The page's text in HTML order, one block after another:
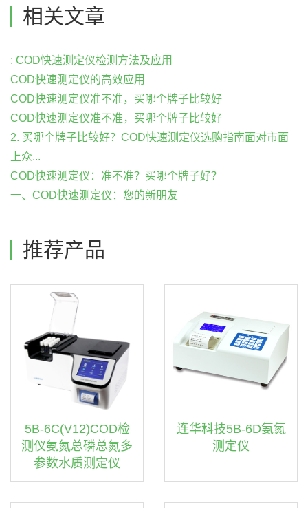
相关文章
: COD快速测定仪检测方法及应用
COD快速测定仪的高效应用
COD快速测定仪准不准，买哪个牌子比较好
COD快速测定仪准不准，买哪个牌子比较好
2. 买哪个牌子比较好？COD快速测定仪选购指南面对市面
上众...
COD快速测定仪：准不准？买哪个牌子好？
一、COD快速测定仪：您的新朋友
推荐产品
5B-6C(V12)COD检
测仪氨氮总磷总氮多
参数水质测定仪
连华科技5B-6D氨氮
测定仪